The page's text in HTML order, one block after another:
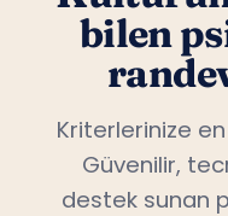
bilen
Kriterlerinize
Güvenilir,
destek sunan